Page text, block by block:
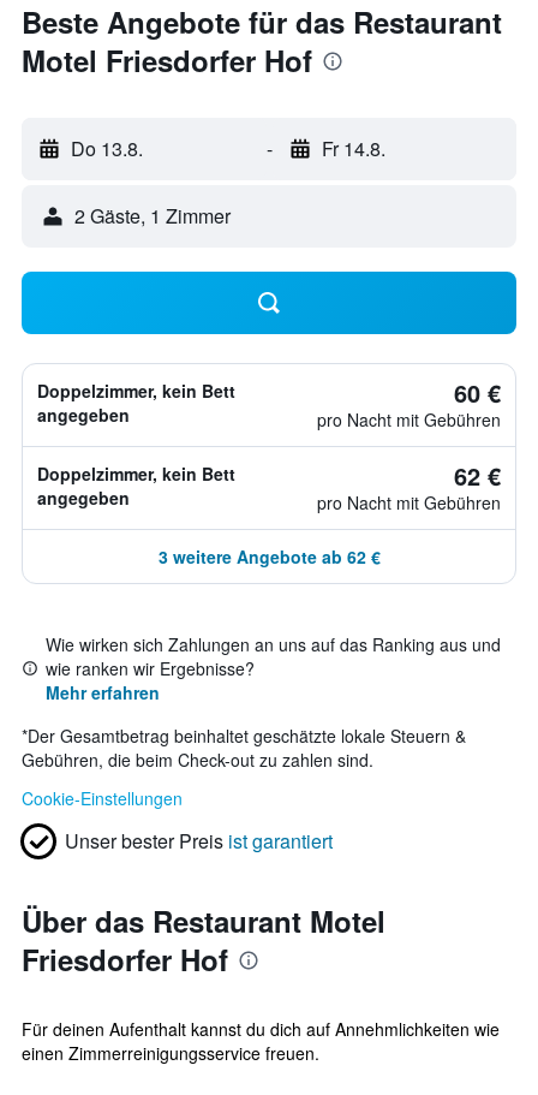
Beste Angebote für das Restaurant
Motel Friesdorfer Hof
Do 13.8. - Fr 14.8.
2 Gäste, 1 Zimmer
Doppelzimmer, kein Bett
angegeben
60 €
pro Nacht mit Gebühren
Doppelzimmer, kein Bett
angegeben
62 €
pro Nacht mit Gebühren
3 weitere Angebote ab 62 €
Wie wirken sich Zahlungen an uns auf das Ranking aus und
wie ranken wir Ergebnisse?
Mehr erfahren
*Der Gesamtbetrag beinhaltet geschätzte lokale Steuern &
Gebühren, die beim Check-out zu zahlen sind.
Cookie-Einstellungen
Unser bester Preis ist garantiert
Über das Restaurant Motel
Friesdorfer Hof
Für deinen Aufenthalt kannst du dich auf Annehmlichkeiten wie
einen Zimmerreinigungsservice freuen.